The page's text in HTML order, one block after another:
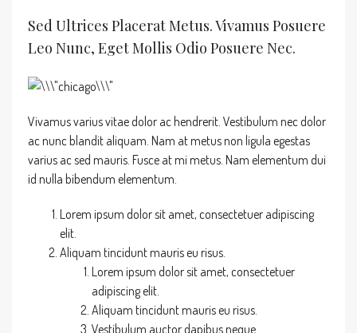
Sed Ultrices Placerat Metus. Vivamus Posuere
Leo Nunc, Eget Mollis Odio Posuere Nec.
Vivamus varius vitae dolor ac hendrerit. Vestibulum nec dolor
ac nunc blandit aliquam. Nam at metus non ligula egestas
varius ac sed mauris. Fusce at mi metus. Nam elementum dui
id nulla bibendum elementum.
Lorem ipsum dolor sit amet, consectetuer adipiscing
elit.
Aliquam tincidunt mauris eu risus.
Lorem ipsum dolor sit amet, consectetuer
adipiscing elit.
Aliquam tincidunt mauris eu risus.
Vestibulum auctor dapibus neque.